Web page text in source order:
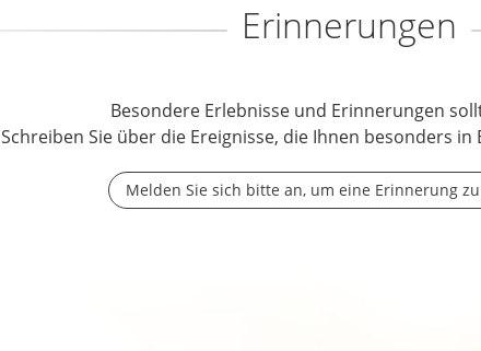
Erinnerungen
Besondere Erlebnisse und Erinnerungen
Schreiben Sie über die Ereignisse, die Ihnen besonders
Melden Sie sich bitte an, um eine Erinnerung